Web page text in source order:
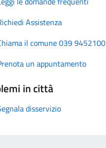
Assistenza
il comune 039 9452100
un appuntamento
in città
disservizio